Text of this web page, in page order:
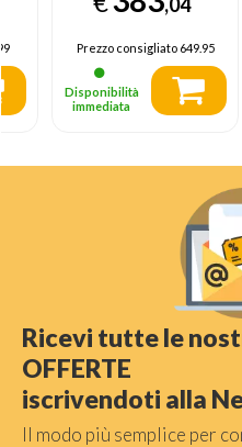
Dolby Vision IQ &
Atmos, Google TV
Prezzo consigliato649.95
Disponibilità
immediata
Ricevi tutte le
OFFERTE
iscrivendoti alla
Il modo più semplice per